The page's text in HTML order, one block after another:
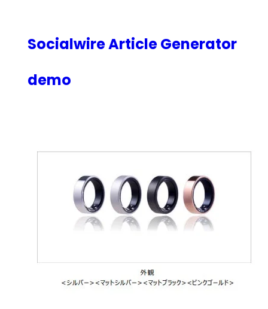
Socialwire Article Generator
demo